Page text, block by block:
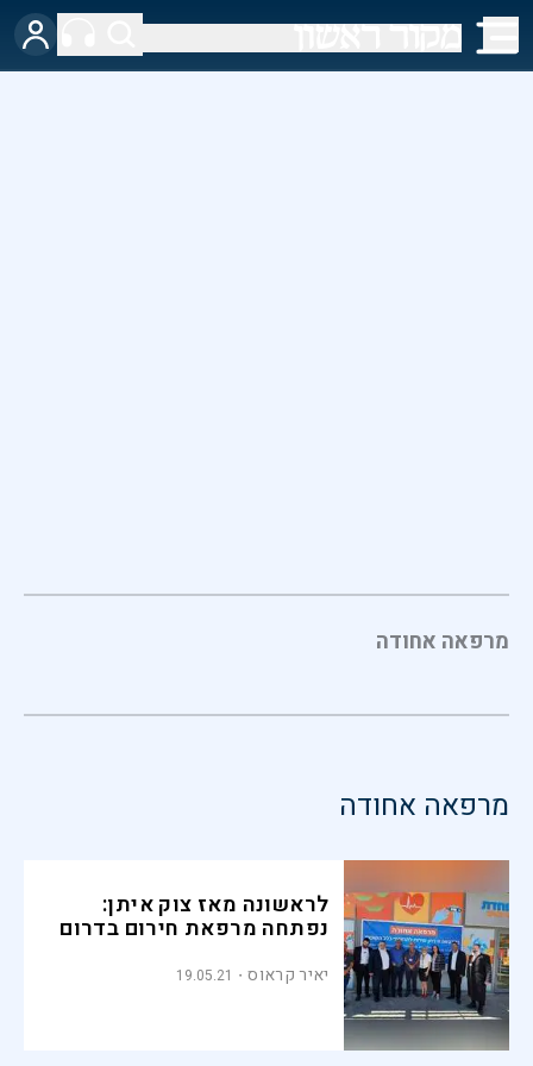
מרפאה אחודה
מרפאה אחודה
לראשונה מאז צוק איתן:
נפתחה מרפאת חירום בדרום
יאיר קראוס 19.05.21